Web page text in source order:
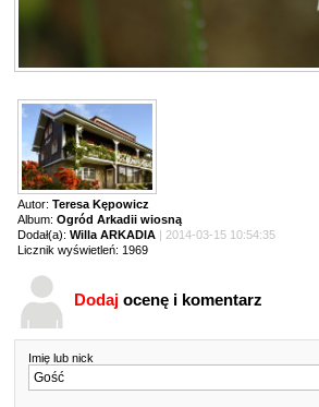
Autor: Teresa Kępowicz
Album: Ogród Arkadii wiosną
Dodał(a): Willa ARKADIA | 2014-03-15 10:54:35
Licznik wyświetleń: 1969
Dodaj ocenę i komentarz
Imię lub nick